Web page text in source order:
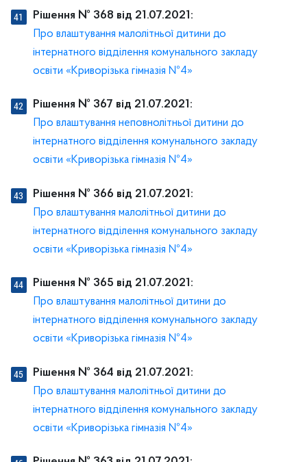
Рішення № 368 від 21.07.2021:
Про влаштування малолітньої дитини до
інтернатного відділення комунального закладу
освіти «Криворізька гімназія №4»
Рішення № 367 від 21.07.2021:
Про влаштування неповнолітньої дитини до
інтернатного відділення комунального закладу
освіти «Криворізька гімназія №4»
Рішення № 366 від 21.07.2021:
Про влаштування малолітньої дитини до
інтернатного відділення комунального закладу
освіти «Криворізька гімназія №4»
Рішення № 365 від 21.07.2021:
Про влаштування малолітньої дитини до
інтернатного відділення комунального закладу
освіти «Криворізька гімназія №4»
Рішення № 364 від 21.07.2021:
Про влаштування малолітньої дитини до
інтернатного відділення комунального закладу
освіти «Криворізька гімназія №4»